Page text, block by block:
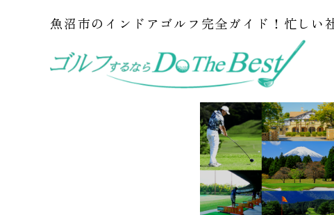
魚沼市のインドアゴルフ完全ガイド！忙しい